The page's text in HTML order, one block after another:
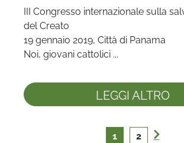
III Congresso internazionale sulla
del Creato
19 gennaio 2019, Città di Panama
Noi, giovani cattolici ...
LEGGI ALTRO
1 2